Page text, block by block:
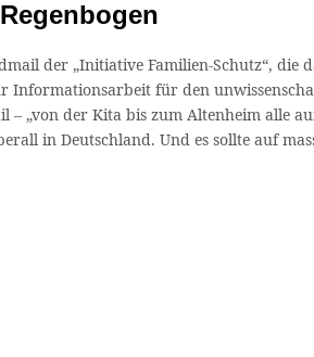
der „Initiative Familien-Schutz“,
für den
– „von der Kita bis zum Altenheim alle
in Deutschland. Und es sollte auf